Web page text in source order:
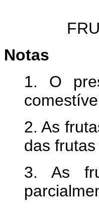
Notas
1. O
2. As
das
3. As